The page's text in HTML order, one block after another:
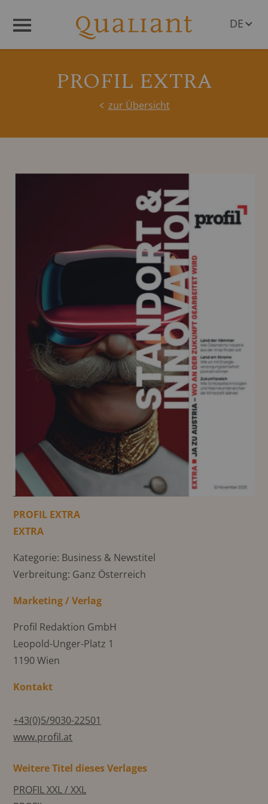
DE
PROFIL EXTRA
zur Übersicht
PROFIL EXTRA
EXTRA
Kategorie: Business & Newstitel
Verbreitung: Ganz Österreich
Marketing / Verlag
Profil Redaktion GmbH
Leopold-Unger-Platz 1
1190 Wien
Kontakt
+43(0)5/9030-22501
www.profil.at
Weitere Titel dieses Verlages
PROFIL XXL / XXL